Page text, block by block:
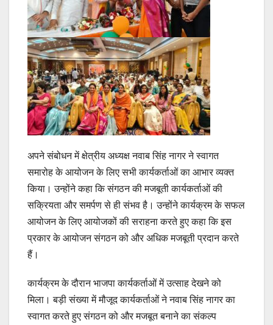
अपने संबोधन में क्षेत्रीय अध्यक्ष नवाब सिंह नागर ने स्वागत
समारोह के आयोजन के लिए सभी कार्यकर्ताओं का आभार व्यक्त
किया। उन्होंने कहा कि संगठन की मजबूती कार्यकर्ताओं की
सक्रियता और समर्पण से ही संभव है। उन्होंने कार्यक्रम के सफल
आयोजन के लिए आयोजकों की सराहना करते हुए कहा कि इस
प्रकार के आयोजन संगठन को और अधिक मजबूती प्रदान करते
हैं।
कार्यक्रम के दौरान भाजपा कार्यकर्ताओं में उत्साह देखने को
मिला। बड़ी संख्या में मौजूद कार्यकर्ताओं ने नवाब सिंह नागर का
स्वागत करते हुए संगठन को और मजबूत बनाने का संकल्प